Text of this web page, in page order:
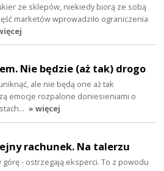
ze sklepów, niekiedy biorą ze sobą
marketów wprowadziło ograniczenia
Nie będzie (aż tak) drogo
ale nie będą one aż tak
emocje rozpalone doniesieniami o
» więcej
rachunek. Na talerzu
górę - ostrzegają eksperci. To z powodu